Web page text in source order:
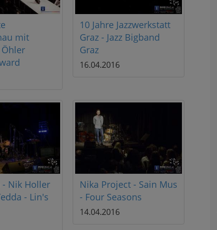
mit
10 Jahre Jazzwerkstatt
Graz - Jazz Bigband
Graz
16.04.2016
- Nik Holler
- Lin's
Nika Project - Sain Mus
- Four Seasons
14.04.2016